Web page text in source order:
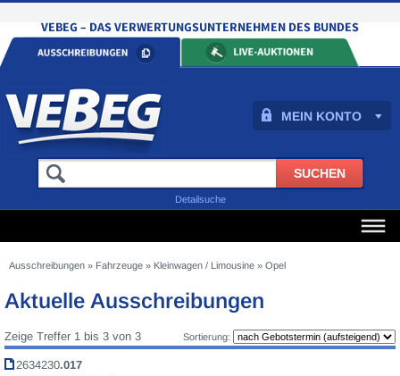
MEIN KONTO
Detailsuche
Ausschreibungen » Fahrzeuge » Kleinwagen / Limousine » Opel
Aktuelle Ausschreibungen
Zeige Treffer 1 bis 3 von 3 Sortierung:
2634230.017